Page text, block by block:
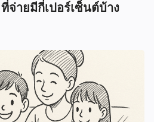
ายมีกี่เปอร์เซ็นต์บ้าง